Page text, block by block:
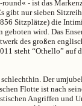
- ist das
gibt nur sieben
Sitzplätze) die
geboten wird. Das
des großen
steht “Othello” auf
Der
Flotte ist nach
Angriffen und